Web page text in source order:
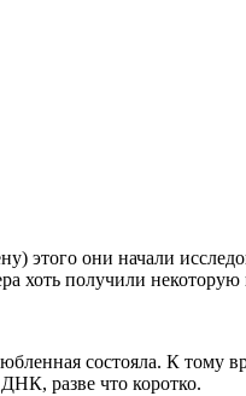
они начали
хоть получили
состояла. К тому
разве что коротко.